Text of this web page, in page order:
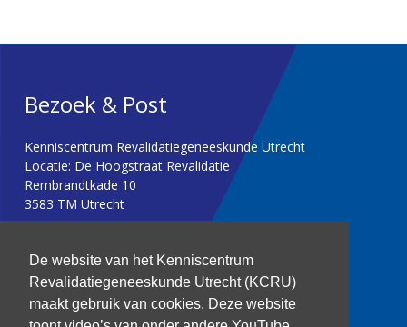
De website van het Kenniscentrum
Revalidatiegeneeskunde Utrecht (KCRU)
maakt gebruik van cookies. Deze website
Bezoek & Post
Kenniscentrum Revalidatiegeneeskunde Utrecht
Locatie: De Hoogstraat Revalidatie
Rembrandtkade 10
3583 TM Utrecht
kenniscentrum@dehoogstraat.nl